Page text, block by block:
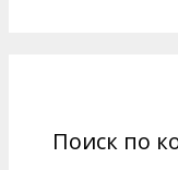
Поиск по